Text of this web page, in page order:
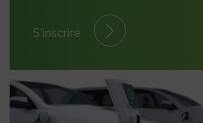
S'inscrire